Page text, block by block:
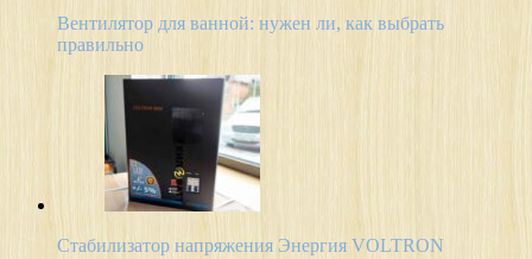
Вентилятор для ванной: нужен ли, как выбрать
правильно
Стабилизатор напряжения Энергия VOLTRON